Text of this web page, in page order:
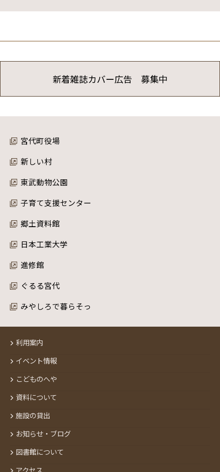
新着雑誌カバー広告 募集中
宮代町役場
新しい村
東武動物公園
子育て支援センター
郷土資料館
日本工業大学
進修館
ぐるる宮代
みやしろで暮らそっ
利用案内
イベント情報
こどものへや
資料について
施設の貸出
お知らせ・ブログ
図書館について
アクセス